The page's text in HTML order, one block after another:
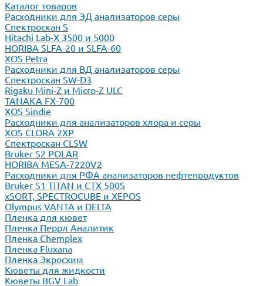
Каталог товаров
Расходники для ЭД анализаторов серы
Спектроскан S
Hitachi Lab-X 3500 и 5000
HORIBA SLFA-20 и SLFA-60
XOS Petra
Расходники для ВД анализаторов серы
Спектроскан SW-D3
Rigaku Mini-Z и Micro-Z ULC
TANAKA FX-700
XOS Sindie
Расходники для анализаторов хлора и серы
XOS CLORA 2XP
Спектроскан CLSW
Bruker S2 POLAR
HORIBA MESA-7220V2
Расходники для РФА анализаторов нефтепродуктов
Bruker S1 TITAN и CTX 500S
xSORT, SPECTROCUBE и XEPOS
Olympus VANTA и DELTA
Пленка для кювет
Пленка Перрл Аналитик
Пленка Chemplex
Пленка Fluxana
Пленка Экросхим
Кюветы для жидкости
Кюветы BGV Lab